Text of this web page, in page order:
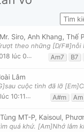
04:15am Am7 B7
Lâm
A#m Am
MT-P, Kaisoul,